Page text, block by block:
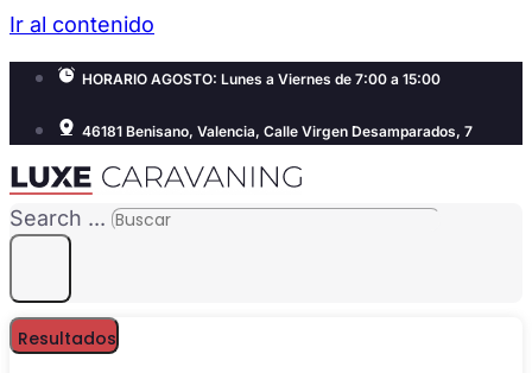
Ir al contenido
HORARIO AGOSTO: Lunes a Viernes de 7:00 a 15:00
46181 Benisano, Valencia, Calle Virgen Desamparados, 7
Search ...
Resultados